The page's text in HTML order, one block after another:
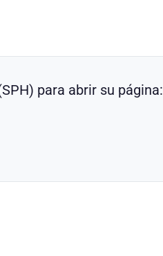
para abrir su página: